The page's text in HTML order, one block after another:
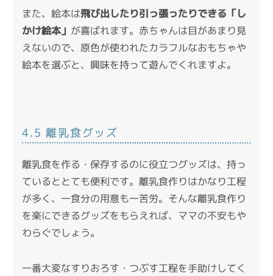
また、絵本は飛び出したり引っ張ったりできる「し
かけ絵本」 が喜ばれます。赤ちゃんは目があまり見
えないので、原色が使われたカラフルなおもちゃや
絵本を選ぶと、興味を持って遊んでくれますよ。
4.5 離乳食グッズ
離乳食を作る・保存するのに役立つグッズは、持っ
ているととても便利です。離乳食作りはかなり工程
が多く、一食分の用意も一苦労。そんな離乳食作り
を楽にできるグッズをもらえれば、ママの不安もや
わらぐでしょう。
一番大変なすりおろす・つぶす工程を手助けしてく